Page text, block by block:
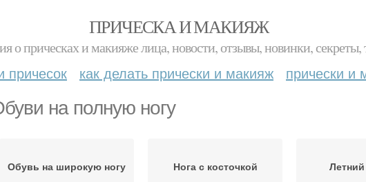
ПРИЧЕСКА И МАКИЯЖ
о прическах и макияже лица, новости, отзывы, новинки, секреты,
причесок как делать прически и макияж прически и
на полную ногу
Обувь на широкую ногу Нога с косточкой